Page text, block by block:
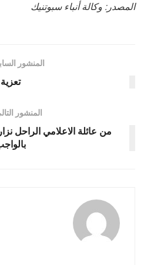
المصدر: وكالة أنباء سبوتنيك
المنشور
تعزية
المنشور
من عائلة الاعلامي الراحل